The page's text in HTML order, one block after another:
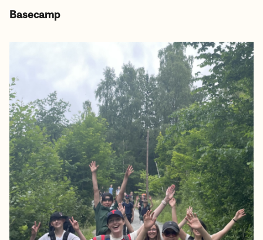
Basecamp